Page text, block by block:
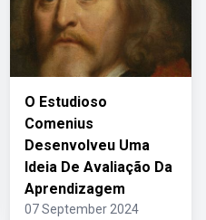
O Estudioso
Comenius
Desenvolveu Uma
Ideia De Avaliação Da
Aprendizagem
07 September 2024